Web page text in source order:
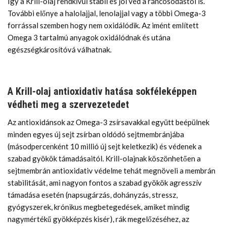
További előnye a halolajjal, lenolajjal vagy a többi Omega-3
forrással szemben hogy nem oxidálódik. Az imént említett
Omega 3 tartalmú anyagok oxidálódnak és utána
egészségkárosítóvá válhatnak.
A Krill-olaj antioxidativ hatása sokféleképpen
védheti meg a szervezetedet
Az antioxidánsok az Omega-3 zsírsavakkal együtt beépülnek
minden egyes új sejt zsírban oldódó sejtmembránjába
(másodpercenként 10 millió új sejt keletkezik) és védenek a
szabad gyökök támadásaitól. Krill-olajnak köszönhetően a
sejtmembrán antioxidativ védelme tehát megnöveli a membrán
stabilitását, ami nagyon fontos a szabad gyökök agresszív
támadása esetén (napsugárzás, dohányzás, stressz,
gyógyszerek, krónikus megbetegedések, amiket mindig
nagymértékű gyökképzés kisér), rák megelőzéséhez, az